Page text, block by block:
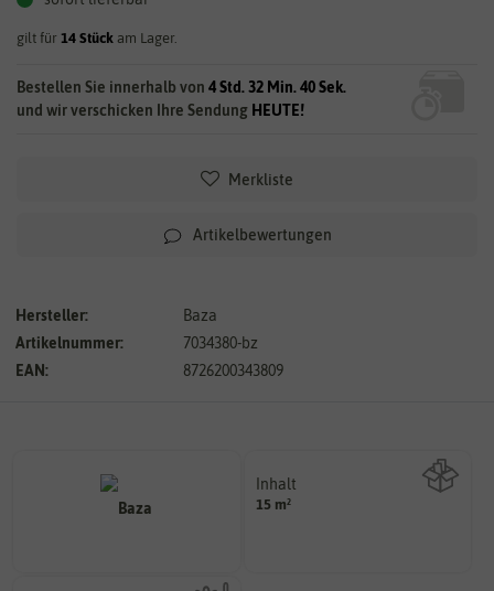
gilt für 14 Stück am Lager.
Bestellen Sie innerhalb von 4 Std. 32 Min. 39 Sek.
und wir verschicken Ihre Sendung HEUTE!
Merkliste
Artikelbewertungen
Hersteller:
Baza
Artikelnummer:
7034380-bz
EAN:
8726200343809
Inhalt
15 m²